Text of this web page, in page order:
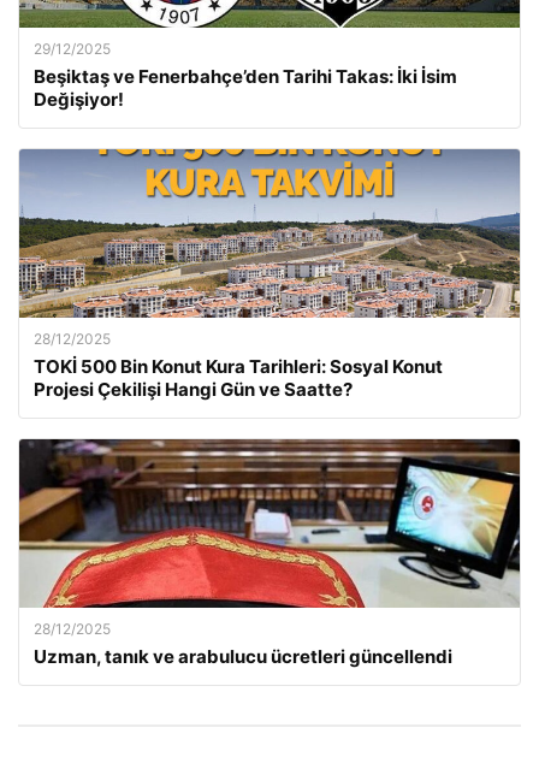
29/12/2025
Beşiktaş ve Fenerbahçe’den Tarihi Takas: İki İsim
Değişiyor!
28/12/2025
TOKİ 500 Bin Konut Kura Tarihleri: Sosyal Konut
Projesi Çekilişi Hangi Gün ve Saatte?
28/12/2025
Uzman, tanık ve arabulucu ücretleri güncellendi